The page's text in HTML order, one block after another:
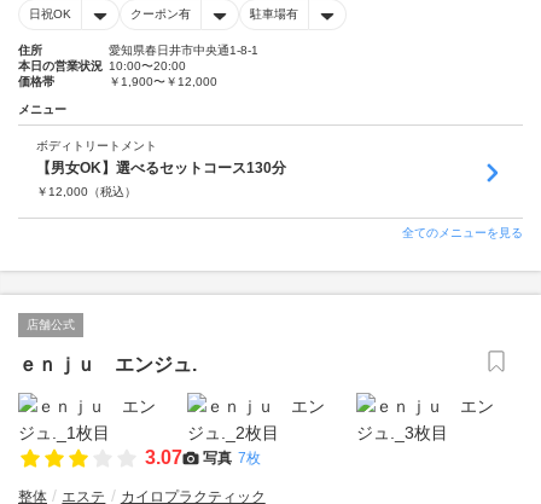
日祝OK クーポン有 駐車場有
住所
愛知県春日井市中央通1-8-1
本日の営業状況 10:00〜20:00
価格帯
￥1,900〜￥12,000
メニュー
ボディトリートメント
【男女OK】選べるセットコース130分
￥ 12,000 （税込）
全てのメニューを見る
店舗公式
ｅｎｊｕ エンジュ.
3.07 写真 7枚
整体 エステ カイロプラクティック